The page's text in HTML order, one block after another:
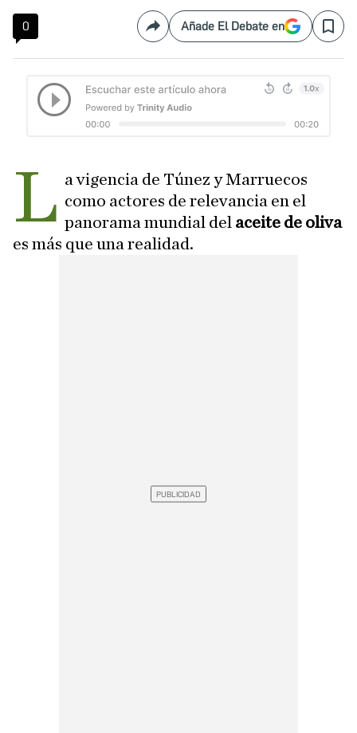
0 CompartirAñade El Debate en Save
L a vigencia de Túnez y Marruecos
como actores de relevancia en el
panorama mundial del aceite de oliva
es más que una realidad.